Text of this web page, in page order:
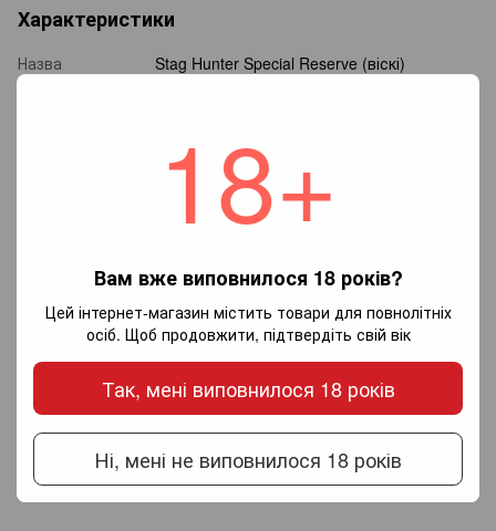
18+
Вам вже виповнилося 18 років?
Цей інтернет-магазин містить товари для повнолітніх
осіб. Щоб продовжити, підтвердіть свій вік
Так, мені виповнилося 18 років
Ні, мені не виповнилося 18 років
Характеристики
Назва
Stag Hunter Special Reserve (віскі)
Шотландія
Відгуки
Додайте перший відгук